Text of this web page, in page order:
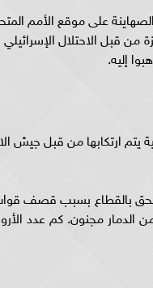
على موقع الأمم
الاحتلال الإسرائيلي
إليه.
يتم ارتكابها من قبل جيش
بالقطاع بسبب قصف قوات
الدمار مجنون. كم عدد